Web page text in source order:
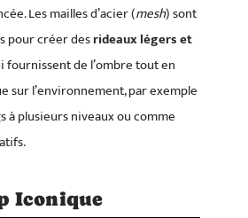
Les mailles d’acier (mesh) sont
pour créer desrideaux légers et
fournissent de l’ombre tout en
sur l’environnement, par exemple
à plusieurs niveaux ou comme
Iconique